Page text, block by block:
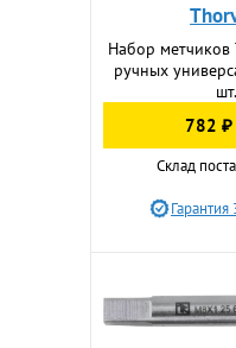
Набор метчиков
ручных
782 ₽
Склад
Гарантия